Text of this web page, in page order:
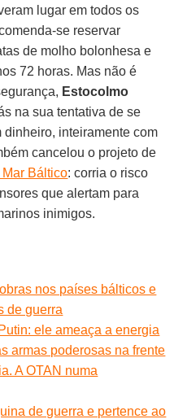
lugar em todos os
se reservar
de molho bolonhesa e
72 horas. Mas não é
Estocolmo
na sua tentativa de se
inteiramente com
cancelou o projeto de
Báltico: corria o risco
que alertam para
inimigos.
nos países bálticos e
de guerra
ele ameaça a energia
armas poderosas na frente
A OTAN numa
de guerra e pertence ao